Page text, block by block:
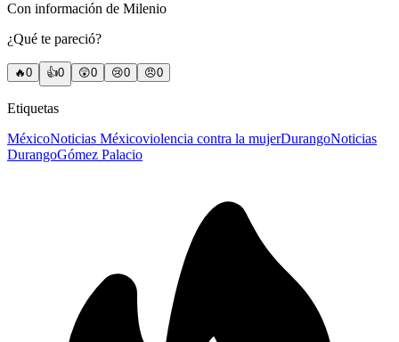
Con información de Milenio
¿Qué te pareció?
🔥0 👍0 😲0 😢0 😠0
Etiquetas
MéxicoNoticias Méxicoviolencia contra la mujerDurangoNoticias
DurangoGómez Palacio